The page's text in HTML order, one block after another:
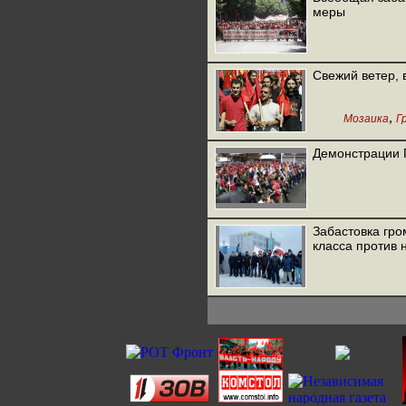
меры
Свежий ветер,
Мозаика,
Забастовка
класса против